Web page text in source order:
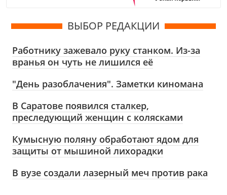
ВЫБОР РЕДАКЦИИ
Работнику зажевало руку станком. Из-за
вранья он чуть не лишился её
"День разоблачения". Заметки киномана
В Саратове появился сталкер,
преследующий женщин с колясками
Кумысную поляну обработают ядом для
защиты от мышиной лихорадки
В вузе создали лазерный меч против рака